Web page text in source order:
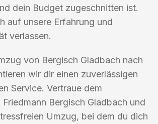
dein Budget zugeschnitten ist.
auf unsere Erfahrung und
verlassen.
von Bergisch Gladbach nach
wir dir einen zuverlässigen
Service. Vertraue dem
Bergisch Gladbach und
Umzug, bei dem du dich